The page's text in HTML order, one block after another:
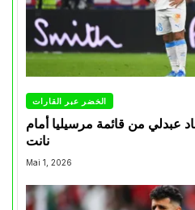
الخضر عبر القارات
عبدلي من قائمة مرسيليا أمام
نانت
Mai 1, 2026